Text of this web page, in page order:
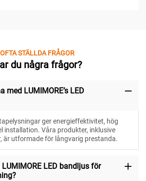
OFTA STÄLLDA FRÅGOR
du några frågor?
med LUMIMORE’s LED
tapelysningar ger energieffektivitet, hög
installation. Våra produkter, inklusive
är utformade för långvarig prestanda.
LED bandljus för